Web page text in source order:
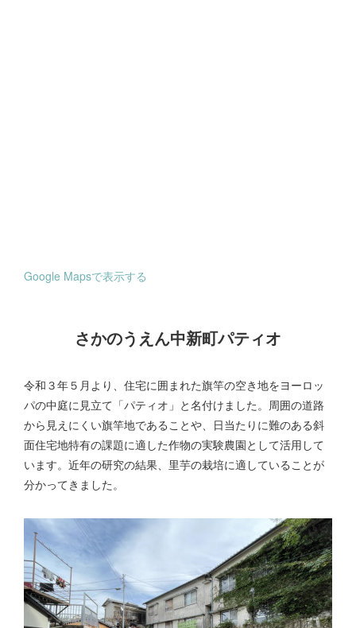
Google Mapsで表示する
さかのうえん中新町パティオ
令和３年５月より、住宅に囲まれた旗竿の空き地をヨーロッ
パの中庭に見立て「パティオ」と名付けました。周囲の道路
から見えにくい旗竿地であることや、日当たりに難のある斜
面住宅地特有の課題に適した作物の実験農園として活用して
います。近年の研究の結果、里芋の栽培に適していることが
分かってきました。